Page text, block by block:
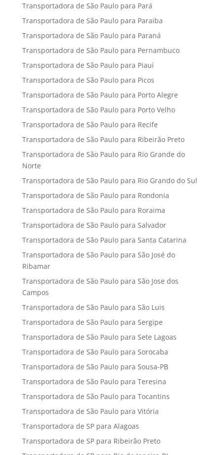
Transportadora de São Paulo para Pará
Transportadora de São Paulo para Paraiba
Transportadora de São Paulo para Paraná
Transportadora de São Paulo para Pernambuco
Transportadora de São Paulo para Piauí
Transportadora de São Paulo para Picos
Transportadora de São Paulo para Porto Alegre
Transportadora de São Paulo para Porto Velho
Transportadora de São Paulo para Recife
Transportadora de São Paulo para Ribeirão Preto
Transportadora de São Paulo para Rio Grande do
Norte
Transportadora de São Paulo para Rio Grando do Sul
Transportadora de São Paulo para Rondonia
Transportadora de São Paulo para Roraima
Transportadora de São Paulo para Salvador
Transportadora de São Paulo para Santa Catarina
Transportadora de São Paulo para São José do
Ribamar
Transportadora de São Paulo para São Jose dos
Campos
Transportadora de São Paulo para São Luis
Transportadora de São Paulo para Sergipe
Transportadora de São Paulo para Sete Lagoas
Transportadora de São Paulo para Sorocaba
Transportadora de São Paulo para Sousa-PB
Transportadora de São Paulo para Teresina
Transportadora de São Paulo para Tocantins
Transportadora de São Paulo para Vitória
Transportadora de SP para Alagoas
Transportadora de SP para Ribeirão Preto